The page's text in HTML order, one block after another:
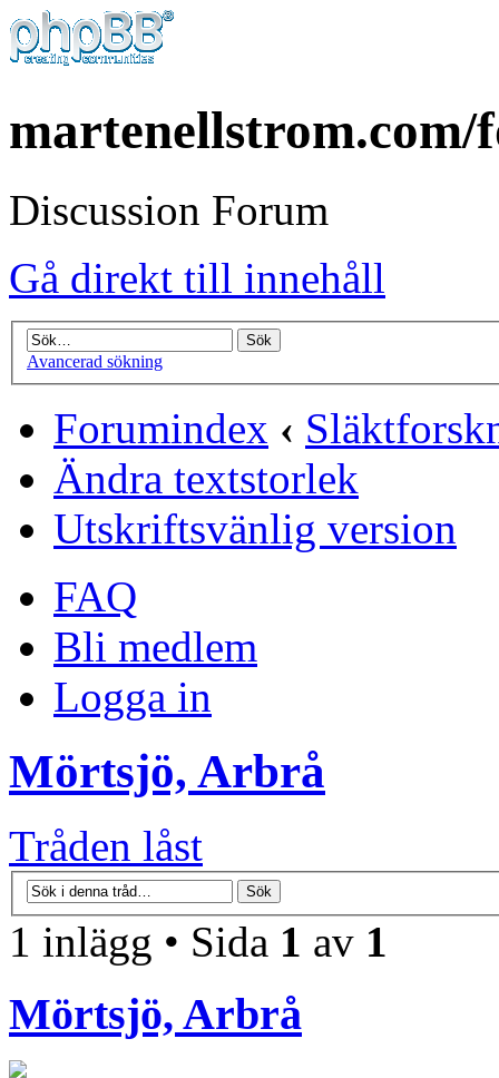
martenellstrom.com/
Discussion Forum
Gå direkt till innehåll
Avancerad sökning
Forumindex ‹
Ändra textstorlek
Utskriftsvänlig version
FAQ
Bli medlem
Logga in
Mörtsjö, Arbrå
Tråden låst
1 inlägg • Sida 1 av 1
Mörtsjö, Arbrå